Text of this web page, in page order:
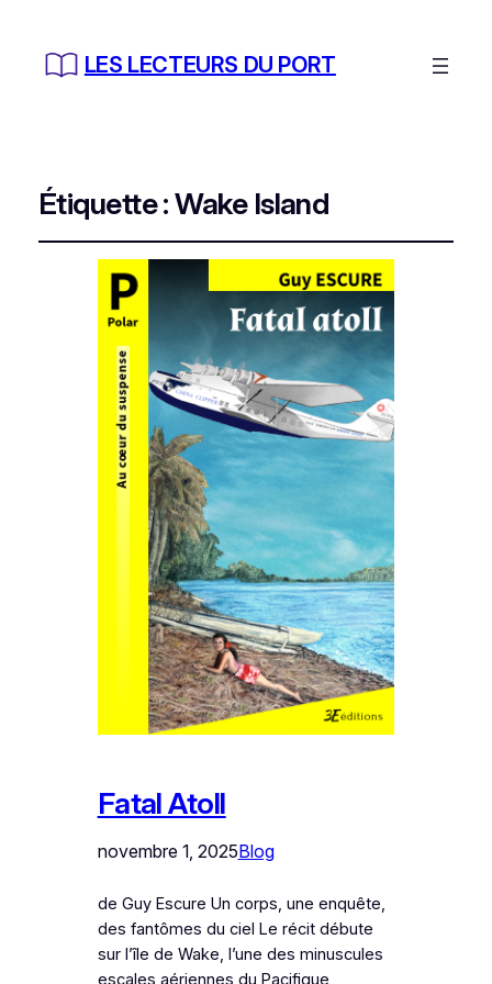
LES LECTEURS DU PORT
Étiquette :Wake Island
Fatal Atoll
novembre 1, 2025Blog
de Guy Escure Un corps, une enquête,
des fantômes du ciel Le récit débute
sur l’île de Wake, l’une des minuscules
escales aériennes du Pacifique,